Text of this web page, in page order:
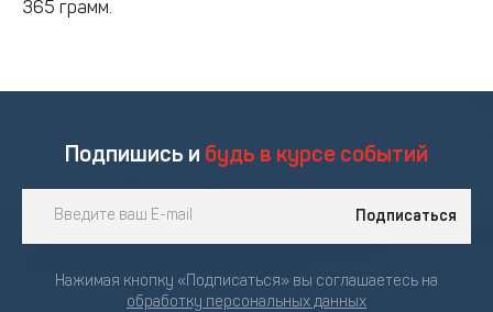
365 грамм.
Подпишись и будь в курсе событий
Подписаться
Нажимая кнопку «Подписаться» вы соглашаетесь на
обработку персональных данных